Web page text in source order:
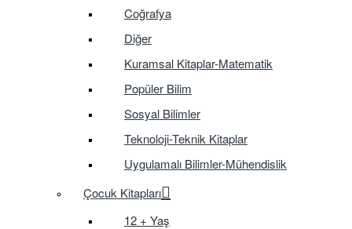
Coğrafya
Diğer
Kuramsal Kitaplar-Matematik
Popüler Bilim
Sosyal Bilimler
Teknoloji-Teknik Kitaplar
Uygulamalı Bilimler-Mühendislik
Çocuk Kitapları
12 + Yaş